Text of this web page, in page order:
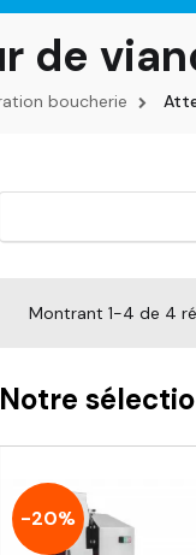
de
boucherie
Montrant 1-4 de 4
Notre
-20%